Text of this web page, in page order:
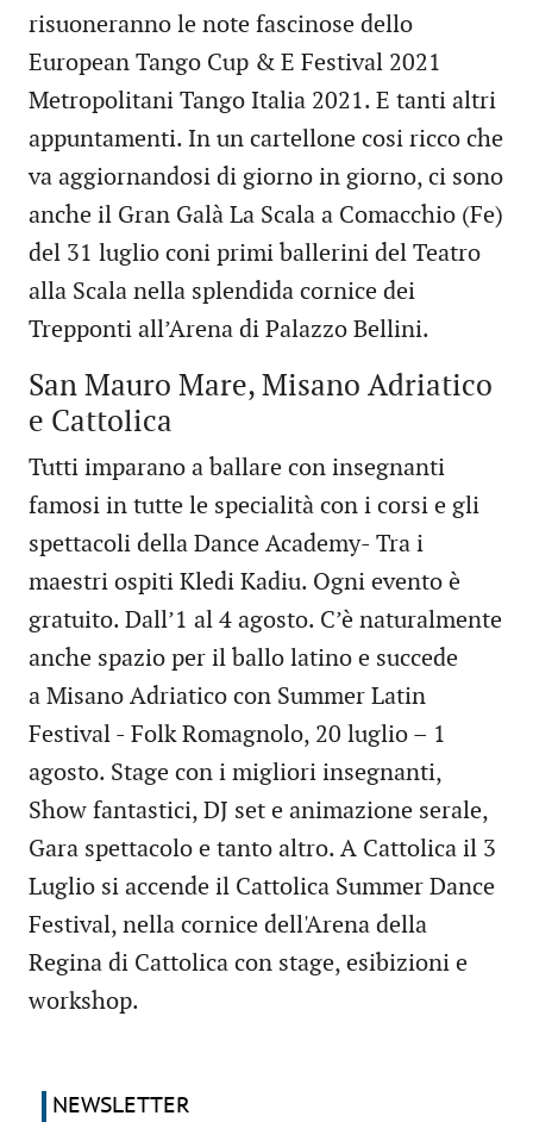
risuoneranno le note fascinose dello
European Tango Cup & E Festival 2021
Metropolitani Tango Italia 2021. E tanti altri
appuntamenti. In un cartellone cosi ricco che
va aggiornandosi di giorno in giorno, ci sono
anche il Gran Galà La Scala a Comacchio (Fe)
del 31 luglio coni primi ballerini del Teatro
alla Scala nella splendida cornice dei
Trepponti all’Arena di Palazzo Bellini.
San Mauro Mare, Misano Adriatico
e Cattolica
Tutti imparano a ballare con insegnanti
famosi in tutte le specialità con i corsi e gli
spettacoli della Dance Academy- Tra i
maestri ospiti Kledi Kadiu. Ogni evento è
gratuito. Dall’1 al 4 agosto. C’è naturalmente
anche spazio per il ballo latino e succede
a Misano Adriatico con Summer Latin
Festival - Folk Romagnolo, 20 luglio – 1
agosto. Stage con i migliori insegnanti,
Show fantastici, DJ set e animazione serale,
Gara spettacolo e tanto altro. A Cattolica il 3
Luglio si accende il Cattolica Summer Dance
Festival, nella cornice dell'Arena della
Regina di Cattolica con stage, esibizioni e
workshop.
NEWSLETTER